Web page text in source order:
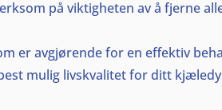
på viktigheten av å fjerne
er avgjørende for en effektiv
mulig livskvalitet for ditt